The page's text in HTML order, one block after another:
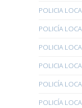
POLICIA
POLICÍA
POLICIA
POLICIA
POLICÍA
POLICÍA